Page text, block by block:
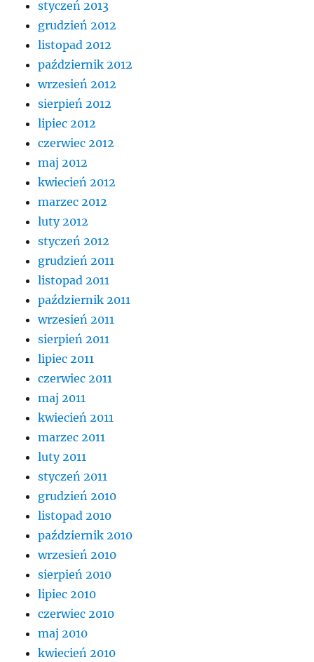
styczeń 2013
grudzień 2012
listopad 2012
październik 2012
wrzesień 2012
sierpień 2012
lipiec 2012
czerwiec 2012
maj 2012
kwiecień 2012
marzec 2012
luty 2012
styczeń 2012
grudzień 2011
listopad 2011
październik 2011
wrzesień 2011
sierpień 2011
lipiec 2011
czerwiec 2011
maj 2011
kwiecień 2011
marzec 2011
luty 2011
styczeń 2011
grudzień 2010
listopad 2010
październik 2010
wrzesień 2010
sierpień 2010
lipiec 2010
czerwiec 2010
maj 2010
kwiecień 2010